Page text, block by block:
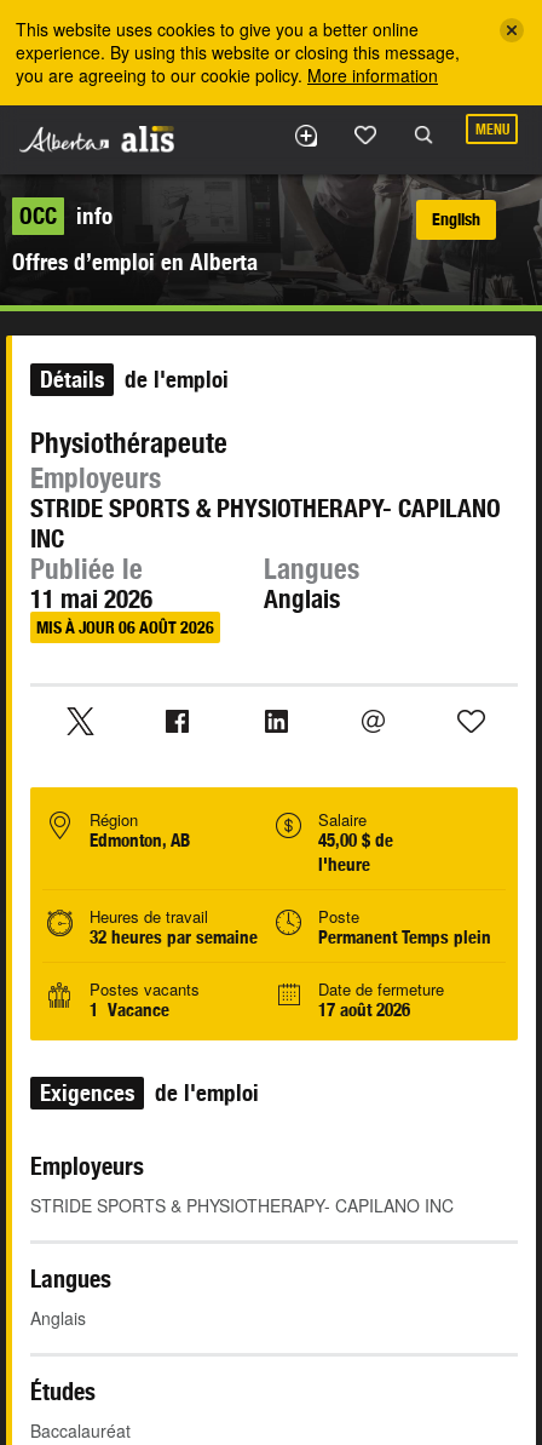
This website uses cookies to give you a better online
experience. By using this website or closing this message,
you are agreeing to our cookie policy. More information
MENU
OCC
info
Offres d’emploi en Alberta
English
Détails de l'emploi
Physiothérapeute
Employeurs
STRIDE SPORTS & PHYSIOTHERAPY- CAPILANO
INC
Publiée le
11 mai 2026
MIS À JOUR 06 AOÛT 2026
Langues
Anglais
Région
Edmonton, AB
Salaire
45,00 $ de
l'heure
Heures de travail
32 heures par semaine
Poste
Permanent Temps plein
Postes vacants
1 Vacance
Date de fermeture
17 août 2026
Exigences de l'emploi
Employeurs
STRIDE SPORTS & PHYSIOTHERAPY- CAPILANO INC
Langues
Anglais
Études
Baccalauréat